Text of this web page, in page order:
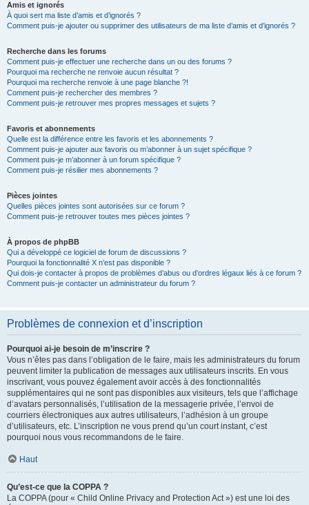
Amis et ignorés
À quoi sert ma liste d’amis et d’ignorés ?
Comment puis-je ajouter ou supprimer des utilisateurs de ma liste d’amis et d’ignorés ?
Recherche dans les forums
Comment puis-je effectuer une recherche dans un ou des forums ?
Pourquoi ma recherche ne renvoie aucun résultat ?
Pourquoi ma recherche renvoie à une page blanche ?!
Comment puis-je rechercher des membres ?
Comment puis-je retrouver mes propres messages et sujets ?
Favoris et abonnements
Quelle est la différence entre les favoris et les abonnements ?
Comment puis-je ajouter aux favoris ou m’abonner à un sujet spécifique ?
Comment puis-je m’abonner à un forum spécifique ?
Comment puis-je résilier mes abonnements ?
Pièces jointes
Quelles pièces jointes sont autorisées sur ce forum ?
Comment puis-je retrouver toutes mes pièces jointes ?
À propos de phpBB
Qui a développé ce logiciel de forum de discussions ?
Pourquoi la fonctionnalité X n’est pas disponible ?
Qui dois-je contacter à propos de problèmes d’abus ou d’ordres légaux liés à ce forum ?
Comment puis-je contacter un administrateur du forum ?
Problèmes de connexion et d’inscription
Pourquoi ai-je besoin de m’inscrire ?
Vous n’êtes pas dans l’obligation de le faire, mais les administrateurs du forum
peuvent limiter la publication de messages aux utilisateurs inscrits. En vous
inscrivant, vous pouvez également avoir accès à des fonctionnalités
supplémentaires qui ne sont pas disponibles aux visiteurs, tels que l’affichage
d’avatars personnalisés, l’utilisation de la messagerie privée, l’envoi de
courriers électroniques aux autres utilisateurs, l’adhésion à un groupe
d’utilisateurs, etc. L’inscription ne vous prend qu’un court instant, c’est
pourquoi nous vous recommandons de le faire.
Haut
Qu’est-ce que la COPPA ?
La COPPA (pour « Child Online Privacy and Protection Act ») est une loi des